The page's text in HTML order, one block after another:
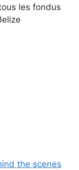
les fondus
the scenes